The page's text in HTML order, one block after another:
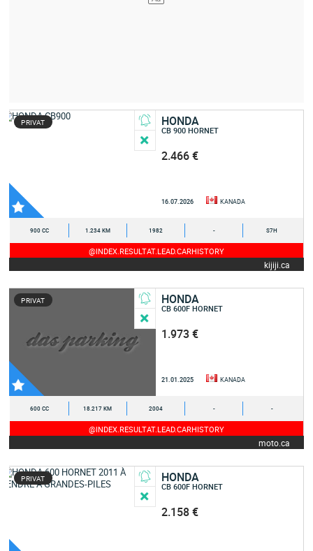
PRIVAT HONDA
CB 900 HORNET
2.466 €
16.07.2026 KANADA
900 CC 1.234 KM 1982 - S7H
@INDEX.RESULTAT.LEAD.CARHISTORY
kijiji.ca
PRIVAT HONDA
CB 600F HORNET
1.973 €
21.01.2025 KANADA
600 CC 18.217 KM 2004 - -
@INDEX.RESULTAT.LEAD.CARHISTORY
moto.ca
PRIVAT HONDA
CB 600F HORNET
2.158 €